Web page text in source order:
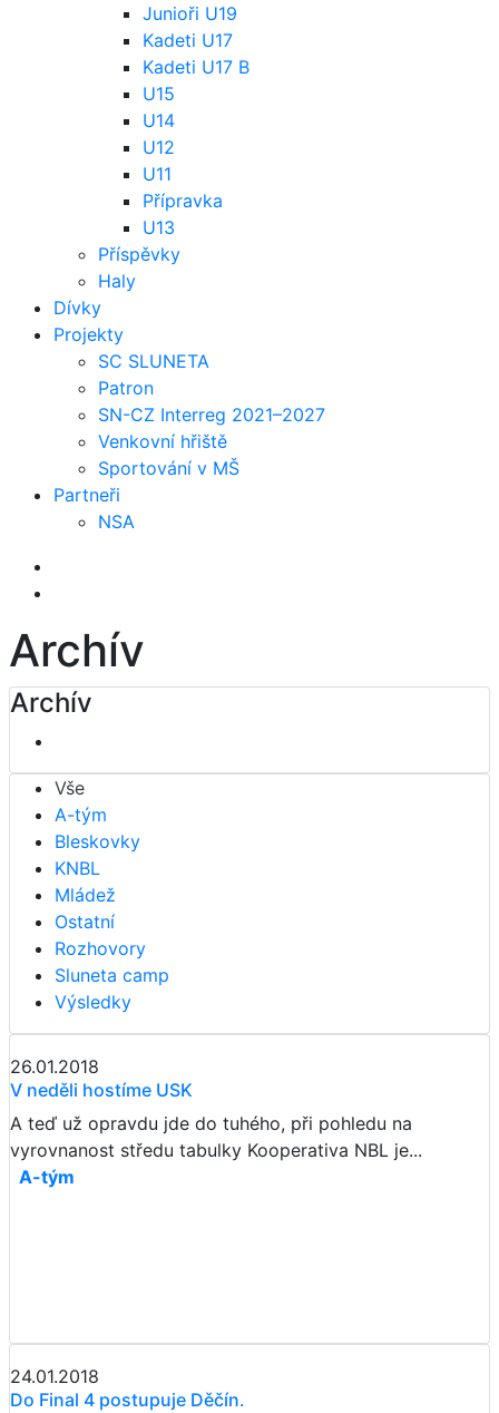
Junioři U19
Kadeti U17
Kadeti U17 B
U15
U14
U12
U11
Přípravka
U13
Příspěvky
Haly
Dívky
Projekty
SC SLUNETA
Patron
SN-CZ Interreg 2021–2027
Venkovní hřiště
Sportování v MŠ
Partneři
NSA
Archív
Archív
Vše
A-tým
Bleskovky
KNBL
Mládež
Ostatní
Rozhovory
Sluneta camp
Výsledky
26.01.2018
V neděli hostíme USK
A teď už opravdu jde do tuhého, při pohledu na
vyrovnanost středu tabulky Kooperativa NBL je...
A-tým
24.01.2018
Do Final 4 postupuje Děčín.